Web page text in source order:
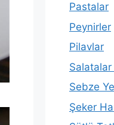
Pastalar
Peynirler
Pilavlar
Sebze
Şeker